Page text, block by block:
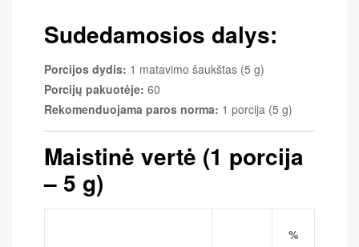
Sudedamosios dalys:
Porcijos dydis: 1 matavimo šaukštas (5 g)
Porcijų pakuotėje: 60
Rekomenduojama paros norma: 1 porcija (5 g)
Maistinė vertė (1 porcija
– 5 g)
%